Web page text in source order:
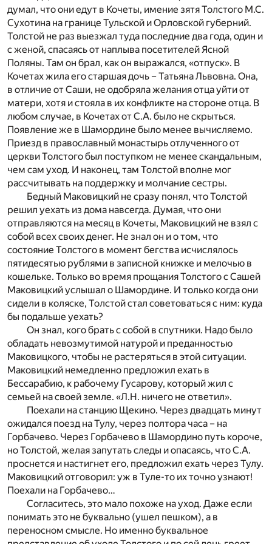
думал, что они едут в Кочеты, имение зятя Толстого М.С.
Сухотина на границе Тульской и Орловской губерний.
Толстой не раз выезжал туда последние два года, один и
с женой, спасаясь от наплыва посетителей Ясной
Поляны. Там он брал, как он выражался, «отпуск». В
Кочетах жила его старшая дочь – Татьяна Львовна. Она,
в отличие от Саши, не одобряла желания отца уйти от
матери, хотя и стояла в их конфликте на стороне отца. В
любом случае, в Кочетах от С.А. было не скрыться.
Появление же в Шамордине было менее вычисляемо.
Приезд в православный монастырь отлученного от
церкви Толстого был поступком не менее скандальным,
чем сам уход. И наконец, там Толстой вполне мог
рассчитывать на поддержку и молчание сестры.
Бедный Маковицкий не сразу понял, что Толстой
решил уехать из дома навсегда. Думая, что они
отправляются на месяц в Кочеты, Маковицкий не взял с
собой всех своих денег. Не знал он и о том, что
состояние Толстого в момент бегства исчислялось
пятидесятью рублями в записной книжке и мелочью в
кошельке. Только во время прощания Толстого с Сашей
Маковицкий услышал о Шамордине. И только когда они
сидели в коляске, Толстой стал советоваться с ним: куда
бы подальше уехать?
Он знал, кого брать с собой в спутники. Надо было
обладать невозмутимой натурой и преданностью
Маковицкого, чтобы не растеряться в этой ситуации.
Маковицкий немедленно предложил ехать в
Бессарабию, к рабочему Гусарову, который жил с
семьей на своей земле. «Л.Н. ничего не ответил».
Поехали на станцию Щекино. Через двадцать минут
ожидался поезд на Тулу, через полтора часа – на
Горбачево. Через Горбачево в Шамордино путь короче,
но Толстой, желая запутать следы и опасаясь, что С.А.
проснется и настигнет его, предложил ехать через Тулу.
Маковицкий отговорил: уж в Туле-то их точно узнают!
Поехали на Горбачево…
Согласитесь, это мало похоже на уход. Даже если
понимать это не буквально (ушел пешком), а в
переносном смысле. Но именно буквальное